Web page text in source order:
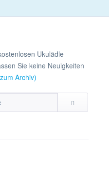
Ukulädle
Sie keine Neuigkeiten
Archiv)